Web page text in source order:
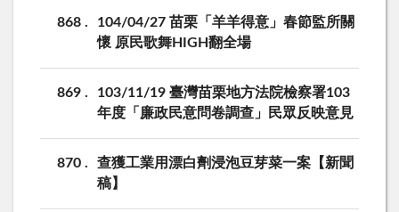
868
104/04/27 苗栗「羊羊得意」春節監所關
懷 原民歌舞HIGH翻全場
869
103/11/19 臺灣苗栗地方法院檢察署103
年度「廉政民意問卷調查」民眾反映意見
870
查獲工業用漂白劑浸泡豆芽菜一案【新聞
稿】